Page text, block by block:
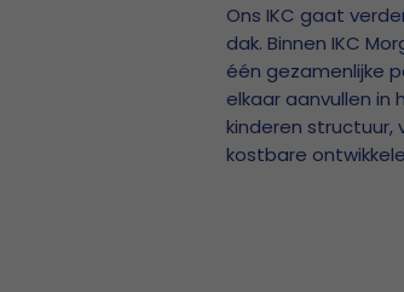
Ons IKC gaat
dak. Binnen IKC
één gezamenlijke
elkaar aanvullen in
kinderen structuur,
kostbare